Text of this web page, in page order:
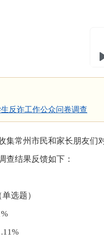
反诈工作公众问卷调查
集常州市民和家长朋友们
查结果反馈如下：
选题）